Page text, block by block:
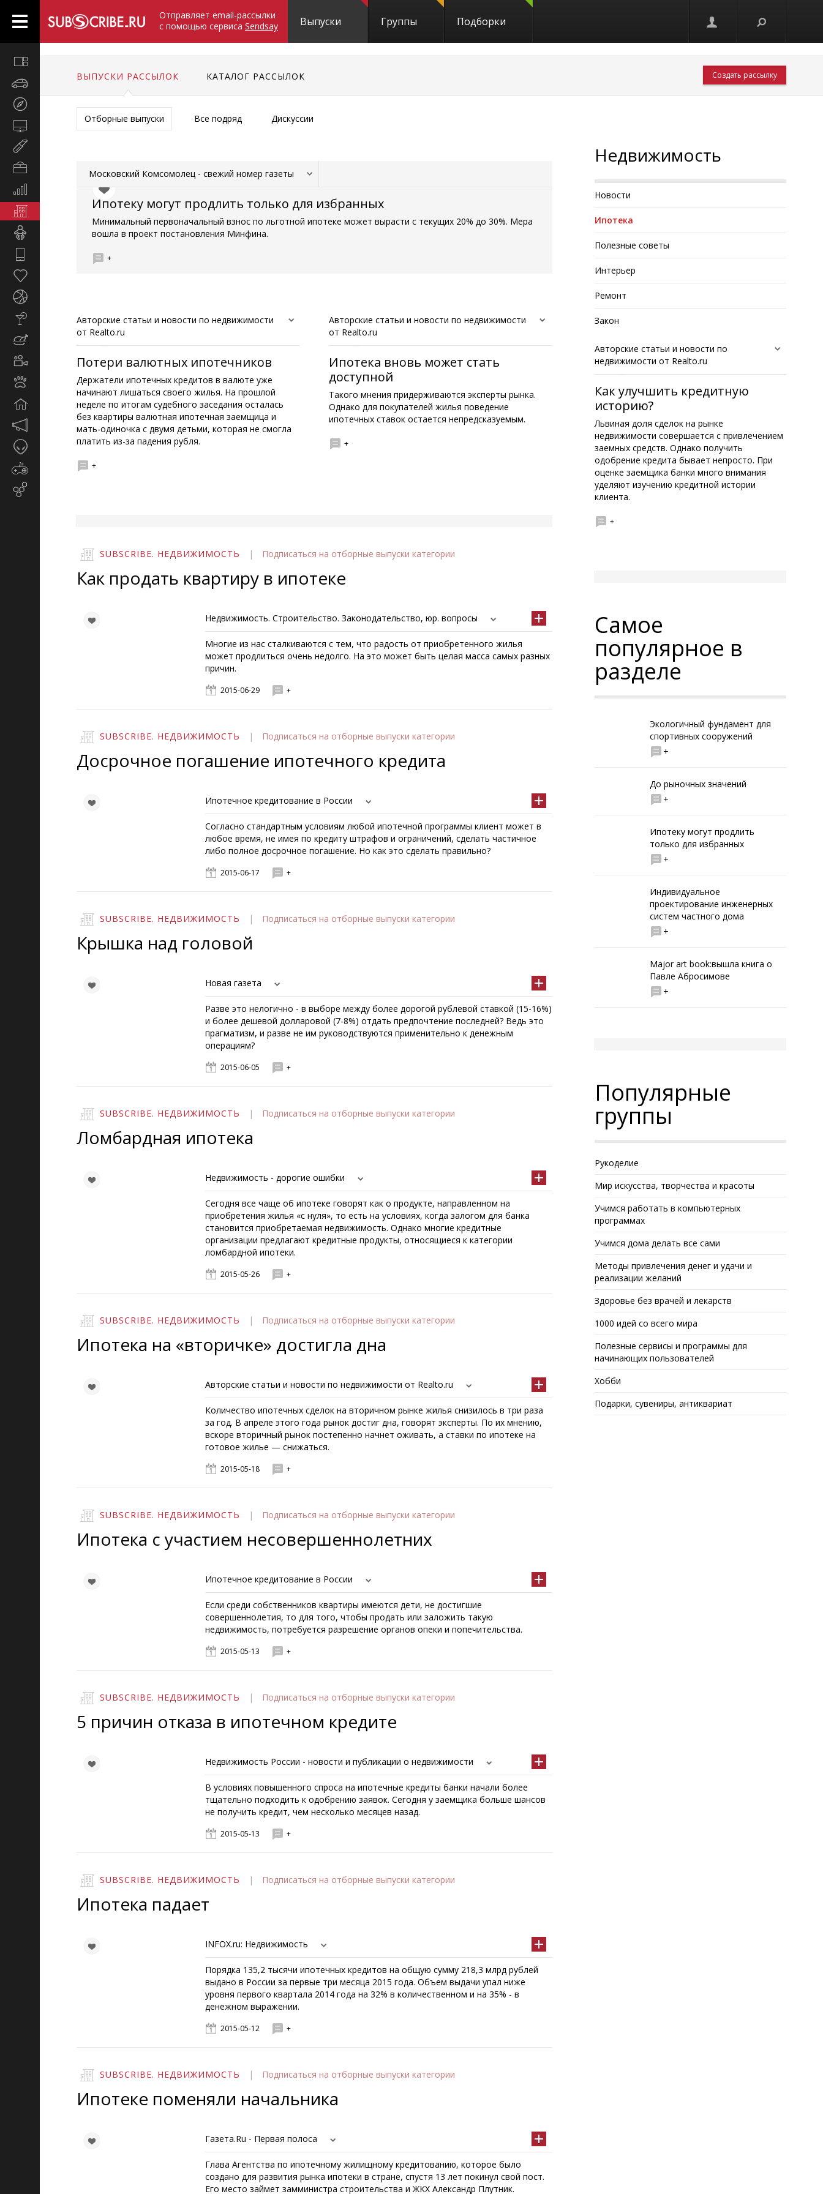
Отправляет email-рассылки
с помощью сервиса Sendsay Выпуски Группы Подборки
Компьютеры
Недвижимость
Кулинария
Животные
Маркетинг
Таинственное
ВЫПУСКИ РАССЫЛОК КАТАЛОГ РАССЫЛОК Создать рассылку
Отборные выпуски Все подряд Дискуссии
Московский Комсомолец - свежий номер газеты
Ипотеку могут продлить только для избранных
Минимальный первоначальный взнос по льготной ипотеке может вырасти с текущих 20% до 30%. Мера
вошла в проект постановления Минфина.
+
Авторские статьи и новости по недвижимости
от Realto.ru
Потери валютных ипотечников
Держатели ипотечных кредитов в валюте уже
начинают лишаться своего жилья. На прошлой
неделе по итогам судебного заседания осталась
без квартиры валютная ипотечная заемщица и
мать-одиночка с двумя детьми, которая не смогла
платить из-за падения рубля.
+
Авторские статьи и новости по недвижимости
от Realto.ru
Ипотека вновь может стать
доступной
Такого мнения придерживаются эксперты рынка.
Однако для покупателей жилья поведение
ипотечных ставок остается непредсказуемым.
+
SUBSCRIBE. НЕДВИЖИМОСТЬ | Подписаться на отборные выпуски категории
Как продать квартиру в ипотеке
Недвижимость. Строительство. Законодательство, юр. вопросы
Многие из нас сталкиваются с тем, что радость от приобретенного жилья
может продлиться очень недолго. На это может быть целая масса самых разных
причин.
2015-06-29 +
SUBSCRIBE. НЕДВИЖИМОСТЬ | Подписаться на отборные выпуски категории
Досрочное погашение ипотечного кредита
Ипотечное кредитование в России
Согласно стандартным условиям любой ипотечной программы клиент может в
любое время, не имея по кредиту штрафов и ограничений, сделать частичное
либо полное досрочное погашение. Но как это сделать правильно?
2015-06-17 +
SUBSCRIBE. НЕДВИЖИМОСТЬ | Подписаться на отборные выпуски категории
Крышка над головой
Новая газета
Разве это нелогично - в выборе между более дорогой рублевой ставкой (15-16%)
и более дешевой долларовой (7-8%) отдать предпочтение последней? Ведь это
прагматизм, и разве не им руководствуются применительно к денежным
операциям?
2015-06-05 +
SUBSCRIBE. НЕДВИЖИМОСТЬ | Подписаться на отборные выпуски категории
Ломбардная ипотека
Недвижимость - дорогие ошибки
Сегодня все чаще об ипотеке говорят как о продукте, направленном на
приобретения жилья «с нуля», то есть на условиях, когда залогом для банка
становится приобретаемая недвижимость. Однако многие кредитные
организации предлагают кредитные продукты, относящиеся к категории
ломбардной ипотеки.
2015-05-26 +
SUBSCRIBE. НЕДВИЖИМОСТЬ | Подписаться на отборные выпуски категории
Ипотека на «вторичке» достигла дна
Авторские статьи и новости по недвижимости от Realto.ru
Количество ипотечных сделок на вторичном рынке жилья снизилось в три раза
за год. В апреле этого года рынок достиг дна, говорят эксперты. По их мнению,
вскоре вторичный рынок постепенно начнет оживать, а ставки по ипотеке на
готовое жилье — снижаться.
2015-05-18 +
SUBSCRIBE. НЕДВИЖИМОСТЬ | Подписаться на отборные выпуски категории
Ипотека с участием несовершеннолетних
Ипотечное кредитование в России
Если среди собственников квартиры имеются дети, не достигшие
совершеннолетия, то для того, чтобы продать или заложить такую
недвижимость, потребуется разрешение органов опеки и попечительства.
2015-05-13 +
SUBSCRIBE. НЕДВИЖИМОСТЬ | Подписаться на отборные выпуски категории
5 причин отказа в ипотечном кредите
Недвижимость России - новости и публикации о недвижимости
В условиях повышенного спроса на ипотечные кредиты банки начали более
тщательно подходить к одобрению заявок. Сегодня у заемщика больше шансов
не получить кредит, чем несколько месяцев назад.
2015-05-13 +
SUBSCRIBE. НЕДВИЖИМОСТЬ | Подписаться на отборные выпуски категории
Ипотека падает
INFOX.ru: Недвижимость
Порядка 135,2 тысячи ипотечных кредитов на общую сумму 218,3 млрд рублей
выдано в России за первые три месяца 2015 года. Объем выдачи упал ниже
уровня первого квартала 2014 года на 32% в количественном и на 35% - в
денежном выражении.
2015-05-12 +
SUBSCRIBE. НЕДВИЖИМОСТЬ | Подписаться на отборные выпуски категории
Ипотеке поменяли начальника
Газета.Ru - Первая полоса
Глава Агентства по ипотечному жилищному кредитованию, которое было
создано для развития рынка ипотеки в стране, спустя 13 лет покинул свой пост.
Его место займет замминистра строительства и ЖКХ Александр Плутник.
Недвижимость
Новости
Ипотека
Полезные советы
Интерьер
Ремонт
Закон
Авторские статьи и новости по
недвижимости от Realto.ru
Как улучшить кредитную
историю?
Львиная доля сделок на рынке
недвижимости совершается с привлечением
заемных средств. Однако получить
одобрение кредита бывает непросто. При
оценке заемщика банки много внимания
уделяют изучению кредитной истории
клиента.
+
Самое
популярное в
разделе
Экологичный фундамент для
спортивных сооружений
+
До рыночных значений
+
Ипотеку могут продлить
только для избранных
+
Индивидуальное
проектирование инженерных
систем частного дома
+
Major art book:вышла книга о
Павле Абросимове
+
Популярные
группы
Рукоделие
Мир искусства, творчества и красоты
Учимся работать в компьютерных
программах
Учимся дома делать все сами
Методы привлечения денег и удачи и
реализации желаний
Здоровье без врачей и лекарств
1000 идей со всего мира
Полезные сервисы и программы для
начинающих пользователей
Хобби
Подарки, сувениры, антиквариат